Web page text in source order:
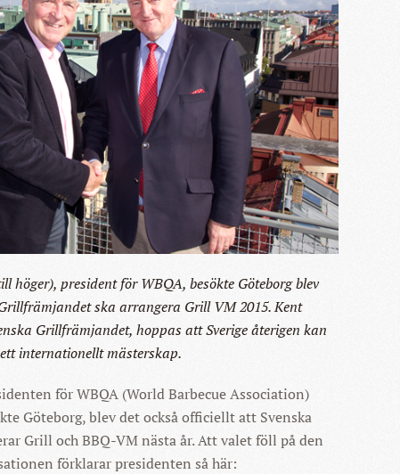
höger), president för WBQA, besökte Göteborg blev
ska arrangera Grill VM 2015. Kent
Grillfrämjandet, hoppas att Sverige återigen kan
internationellt mästerskap.
för WBQA (World Barbecue Association)
Göteborg, blev det också officiellt att Svenska
Grill och BBQ-VM nästa år. Att valet föll på den
förklarar presidenten så här: